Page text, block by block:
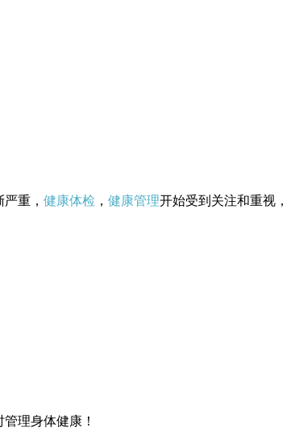
重， 健康体检 ， 健康管理开始受到关注和重视，
理身体健康！